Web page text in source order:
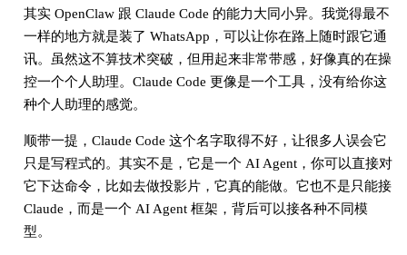
其实 OpenClaw 跟 Claude Code 的能力大同小异。我觉得最不
一样的地方就是装了 WhatsApp，可以让你在路上随时跟它通
讯。虽然这不算技术突破，但用起来非常带感，好像真的在操
控一个个人助理。Claude Code 更像是一个工具，没有给你这
种个人助理的感觉。
顺带一提，Claude Code 这个名字取得不好，让很多人误会它
只是写程式的。其实不是，它是一个 AI Agent，你可以直接对
它下达命令，比如去做投影片，它真的能做。它也不是只能接
Claude，而是一个 AI Agent 框架，背后可以接各种不同模
型。